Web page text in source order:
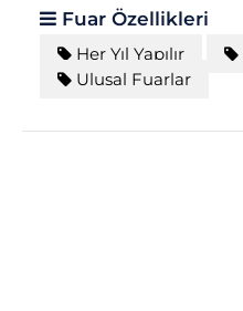
Fuar Özellikleri
Her Yıl Yapılır
Ulusal Fuarlar